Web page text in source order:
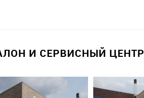
И СЕРВИСНЫЙ